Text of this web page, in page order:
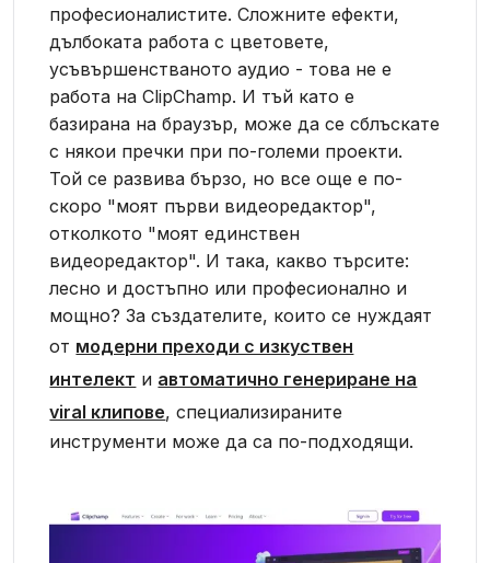
професионалистите. Сложните ефекти,
дълбоката работа с цветовете,
усъвършенстваното аудио - това не е
работа на ClipChamp. И тъй като е
базирана на браузър, може да се сблъскате
с някои пречки при по-големи проекти.
Той се развива бързо, но все още е по-
скоро "моят първи видеоредактор",
отколкото "моят единствен
видеоредактор". И така, какво търсите:
лесно и достъпно или професионално и
мощно? За създателите, които се нуждаят
от модерни преходи с изкуствен
интелект и автоматично генериране на
viral клипове, специализираните
инструменти може да са по-подходящи.